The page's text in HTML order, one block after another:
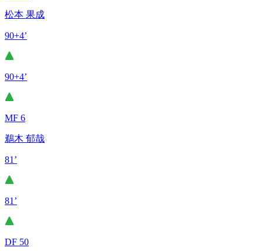
松本 果成
90+4’
90+4’
MF 6
鵜木 郁哉
81’
81’
DF 50